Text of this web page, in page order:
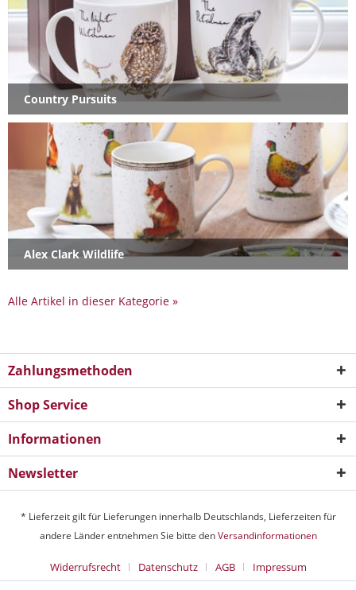
Country Pursuits
Alex Clark Wildlife
Alle Artikel in dieser Kategorie »
Zahlungsmethoden
Shop Service
Informationen
Newsletter
* Lieferzeit gilt für Lieferungen innerhalb Deutschlands, Lieferzeiten für
andere Länder entnehmen Sie bitte denVersandinformationen
Widerrufsrecht Datenschutz AGB Impressum